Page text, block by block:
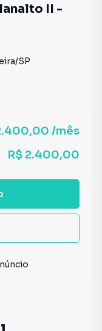
II -
/SP
/mês
R$ 2.400,00